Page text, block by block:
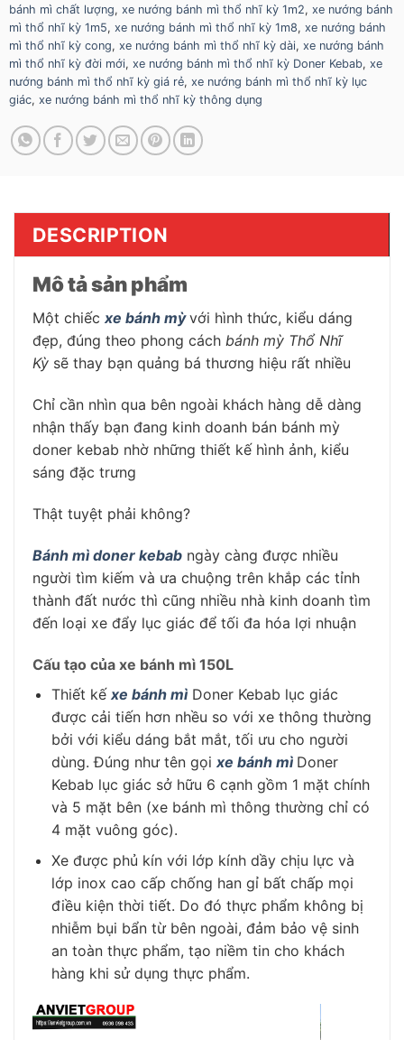
bánh mì chất lượng, xe nướng bánh mì thổ nhĩ kỳ 1m2, xe nướng bánh
mì thổ nhĩ kỳ 1m5, xe nướng bánh mì thổ nhĩ kỳ 1m8, xe nướng bánh
mì thổ nhĩ kỳ cong, xe nướng bánh mì thổ nhĩ kỳ dài, xe nướng bánh
mì thổ nhĩ kỳ đời mới, xe nướng bánh mì thổ nhĩ kỳ Doner Kebab, xe
nướng bánh mì thổ nhĩ kỳ giá rẻ, xe nướng bánh mì thổ nhĩ kỳ lục
giác, xe nướng bánh mì thổ nhĩ kỳ thông dụng
DESCRIPTION
Mô tả sản phẩm
Một chiếc xe bánh mỳ với hình thức, kiểu dáng
đẹp, đúng theo phong cách bánh mỳ Thổ Nhĩ
Kỳ sẽ thay bạn quảng bá thương hiệu rất nhiều
Chỉ cần nhìn qua bên ngoài khách hàng dễ dàng
nhận thấy bạn đang kinh doanh bán bánh mỳ
doner kebab nhờ những thiết kế hình ảnh, kiểu
sáng đặc trưng
Thật tuyệt phải không?
Bánh mì doner kebab ngày càng được nhiều
người tìm kiếm và ưa chuộng trên khắp các tỉnh
thành đất nước thì cũng nhiều nhà kinh doanh tìm
đến loại xe đẩy lục giác để tối đa hóa lợi nhuận
Cấu tạo của xe bánh mì 150L
Thiết kế xe bánh mìDoner Kebab lục giác
được cải tiến hơn nhều so với xe thông thường
bởi với kiểu dáng bắt mắt, tối ưu cho người
dùng. Đúng như tên gọi xe bánh mì Doner
Kebab lục giác sở hữu 6 cạnh gồm 1 mặt chính
và 5 mặt bên (xe bánh mì thông thường chỉ có
4 mặt vuông góc).
Xe được phủ kín với lớp kính dầy chịu lực và
lớp inox cao cấp chống han gỉ bất chấp mọi
điều kiện thời tiết. Do đó thực phẩm không bị
nhiễm bụi bẩn từ bên ngoài, đảm bảo vệ sinh
an toàn thực phẩm, tạo niềm tin cho khách
hàng khi sử dụng thực phẩm.